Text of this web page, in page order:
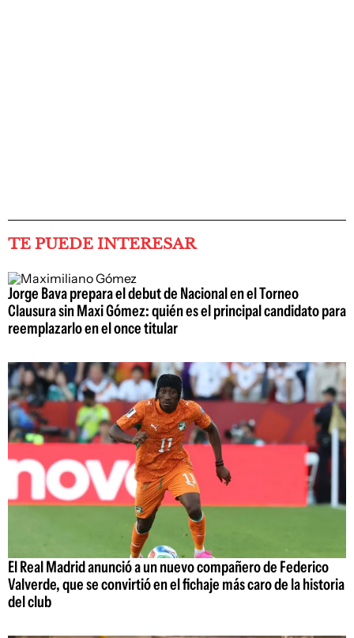
TE PUEDE INTERESAR
Jorge Bava prepara el debut de Nacional en el Torneo
Clausura sin Maxi Gómez: quién es el principal candidato para
reemplazarlo en el once titular
El Real Madrid anunció a un nuevo compañero de Federico
Valverde, que se convirtió en el fichaje más caro de la historia
del club